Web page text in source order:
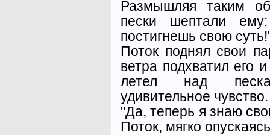
Размышляя таким
пески шептали
постигнешь свою
Поток поднял свои
ветра подхватил его
летел над
удивительное чувство.
"Да, теперь я знаю
Поток, мягко